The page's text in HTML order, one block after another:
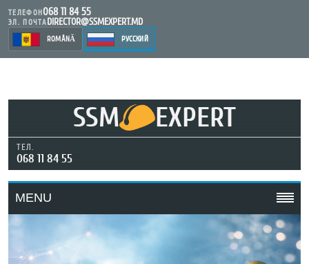
ТЕЛЕФОН068 11 84 55
ЭЛ. ПОЧТАDIRECTOR@SSMEXPERT.MD
ROMÂNĂ РУССКИЙ
SSM EXPERT
ТЕЛ.
068 11 84 55
MENU